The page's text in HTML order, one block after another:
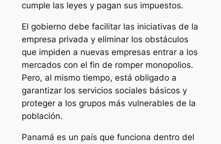
cumple las leyes y pagan sus impuestos.
El gobierno debe facilitar las iniciativas de la
empresa privada y eliminar los obstáculos
que impiden a nuevas empresas entrar a los
mercados con el fin de romper monopolios.
Pero, al mismo tiempo, está obligado a
garantizar los servicios sociales básicos y
proteger a los grupos más vulnerables de la
población.
Panamá es un país que funciona dentro del